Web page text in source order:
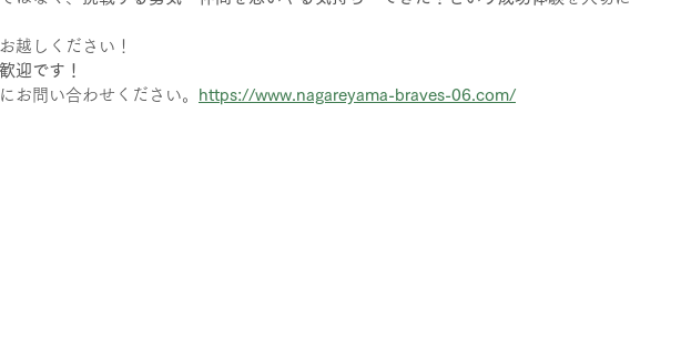
越しください！
迎です！
お問い合わせください。
https://www.nagareyama-braves-06.com/